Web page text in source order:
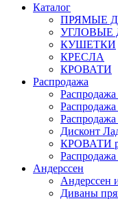
Каталог
ПРЯМЫЕ
УГЛОВЫЕ
КУШЕТКИ
КРЕСЛА
КРОВАТИ
Распродажа
Распродажа
Дисконт
КРОВАТИ
Андерссен
Андерсcен
Диваны